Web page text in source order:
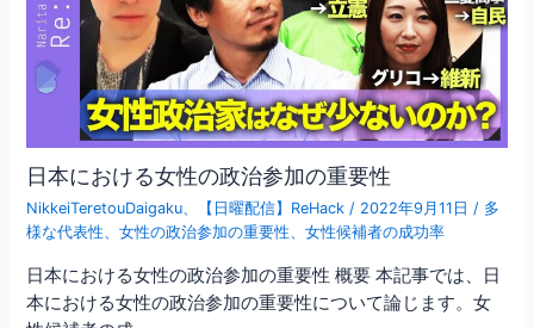
日本における女性の政治参加の重要性
NikkeiTeretouDaigaku、 【日曜配信】ReHack / 2022年9月11日 / 多
様な代表性、女性の政治参加の重要性、女性候補者の成功率
日本における女性の政治参加の重要性 概要 本記事では、日
本における女性の政治参加の重要性について論じます。女